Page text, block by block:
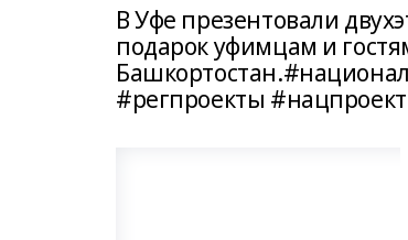
В Уфе презентовали
подарок уфимцам и
#регпроекты